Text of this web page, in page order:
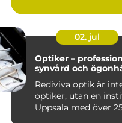
02. jul
Optiker –
synvård och
Rediviva optik är
optiker, utan en
Uppsala med över